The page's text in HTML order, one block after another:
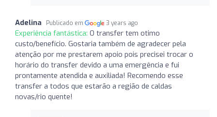
Adelina Publicado em 3 years ago
Experiência fantástica: O transfer tem otimo
custo/benefício. Gostaria também de agradecer pela
atenção por me prestarem apoio pois precisei trocar o
horário do transfer devido a uma emergência e fui
prontamente atendida e auxiliada! Recomendo esse
transfer a todos que estarão a região de caldas
novas/rio quente!